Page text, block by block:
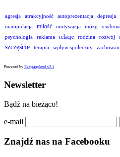
agresja atrakcyjność autoprezentacja depresja
manipulacja
miłość motywacja mózg
psychologia
reklama relacje rodzina rozwój
szczęście terapia wpływ społeczny
Powered by Easytagcloud v2.1
Newsletter
Bądź na bieżąco!
e-mail
Znajdź nas na Facebooku